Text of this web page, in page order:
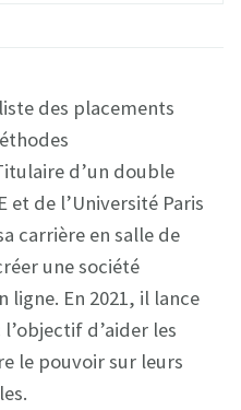
des placements
d’un double
et de l’Université Paris
carrière en salle de
une société
ligne. En 2021, il lance
d’aider les
le pouvoir sur leurs